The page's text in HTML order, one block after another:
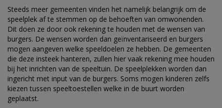
Steeds meer gemeenten vinden het namelijk belangrijk om de
speelplek af te stemmen op de behoeften van omwonenden.
Dit doen ze door ook rekening te houden met de wensen van
burgers. De wensen worden dan geïnventariseerd en burgers
mogen aangeven welke speeldoelen ze hebben. De gemeenten
die deze insteek hanteren, zullen hier vaak rekening mee houden
bij het inrichten van de speeltuin. De speelplekken worden dan
ingericht met input van de burgers. Soms mogen kinderen zelfs
kiezen tussen speeltoestellen welke in de buurt worden
geplaatst.